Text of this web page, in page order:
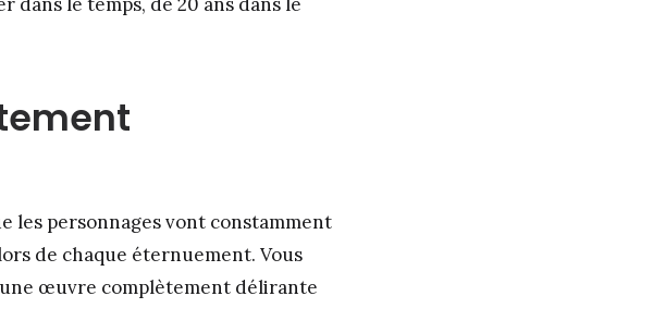
les personnages vont constamment
de chaque éternuement. Vous
une œuvre complètement délirante